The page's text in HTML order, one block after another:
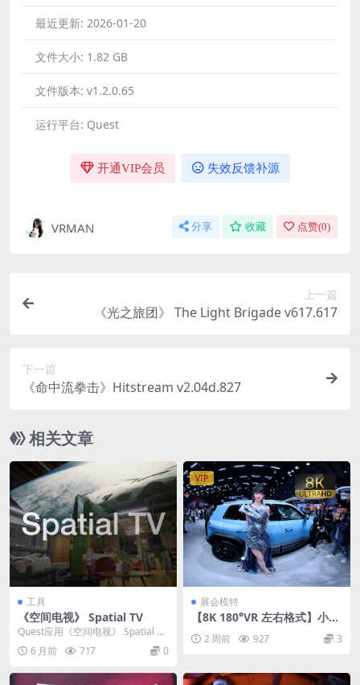
最近更新: 2026-01-20
文件大小: 1.82 GB
文件版本: v1.2.0.65
运行平台: Quest
开通VIP会员 失效反馈补源
VRMAN 分享 收藏 点赞(0)
上一篇
《光之旅团》 The Light Brigade v617.617
下一篇
《命中流拳击》Hitstream v2.04d.827
相关文章
工具
《空间电视》 Spatial TV
Quest应用《空间电视》 Spatial TV
利用空间计算技术打造的下一代
电...6 月前 717 0
VIP
展会模特
【8K 180°VR 左右格式】小玥
2 周前 927 3